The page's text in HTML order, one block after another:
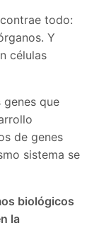
todo:
Y
células
genes que
de genes
sistema se
biológicos
la